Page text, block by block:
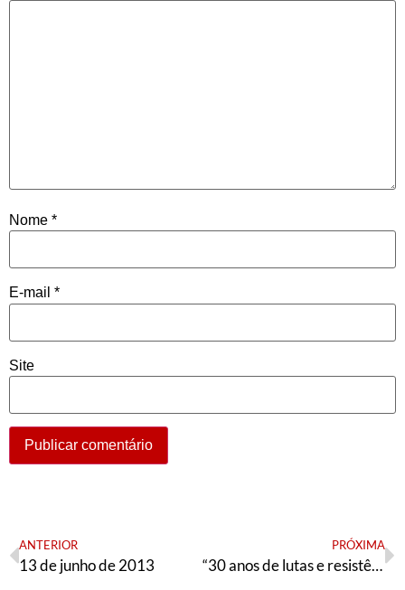
Nome *
E-mail *
Site
ANTERIOR
13 de junho de 2013
PRÓXIMA
“30 anos de lutas e resistência”